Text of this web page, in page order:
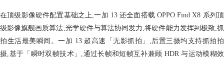
在顶级影像硬件配置基础之上,一加 13 还全面搭载 OPPO Find X8 系列顶
级影像旗舰画质算法,光学硬件与算法协同发力,将硬件能力发挥到极致,抓
拍生活最美瞬间。一加 13 超高速「无影抓拍」,后置三摄均支持抓拍拍
摄,基于「瞬时双帧技术」,通过长帧和短帧互补兼顾 HDR 与运动模糊效